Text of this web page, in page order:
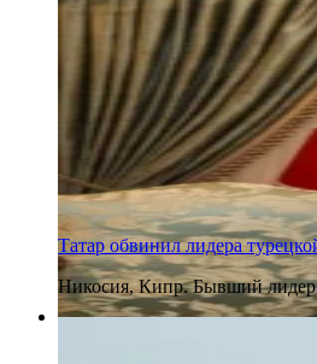
5 августа 2026
Татар обвинил лидера
Никосия, Кипр. Бывший лидер